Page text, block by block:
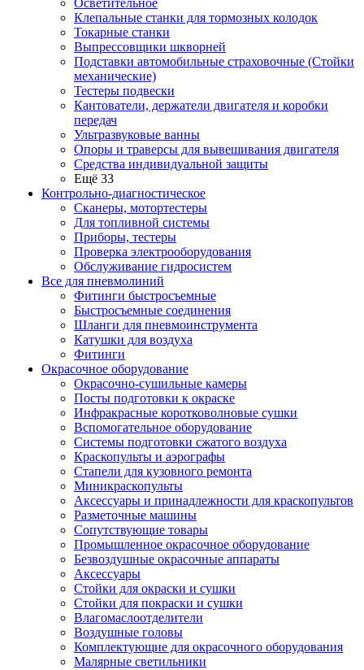
Осветительное
Клепальные станки для тормозных колодок
Токарные станки
Выпрессовщики шкворней
Подставки автомобильные страховочные (Стойки
механические)
Тестеры подвески
Кантователи, держатели двигателя и коробки
передач
Ультразвуковые ванны
Опоры и траверсы для вывешивания двигателя
Средства индивидуальной защиты
Ещё 33
Контрольно-диагностическое
Сканеры, мотортестеры
Для топливной системы
Приборы, тестеры
Проверка электрооборудования
Обслуживание гидросистем
Все для пневмолиний
Фитинги быстросъемные
Быстросъемные соединения
Шланги для пневмоинструмента
Катушки для воздуха
Фитинги
Окрасочное оборудование
Окрасочно-сушильные камеры
Посты подготовки к окраске
Инфракрасные коротковолновые сушки
Вспомогательное оборудование
Системы подготовки сжатого воздуха
Краскопульты и аэрографы
Стапели для кузовного ремонта
Миникраскопульты
Аксессуары и принадлежности для краскопультов
Разметочные машины
Сопутствующие товары
Промышленное окрасочное оборудование
Безвоздушные окрасочные аппараты
Аксессуары
Стойки для окраски и сушки
Стойки для покраски и сушки
Влагомаслоотделители
Воздушные головы
Комплектующие для окрасочного оборудования
Малярные светильники